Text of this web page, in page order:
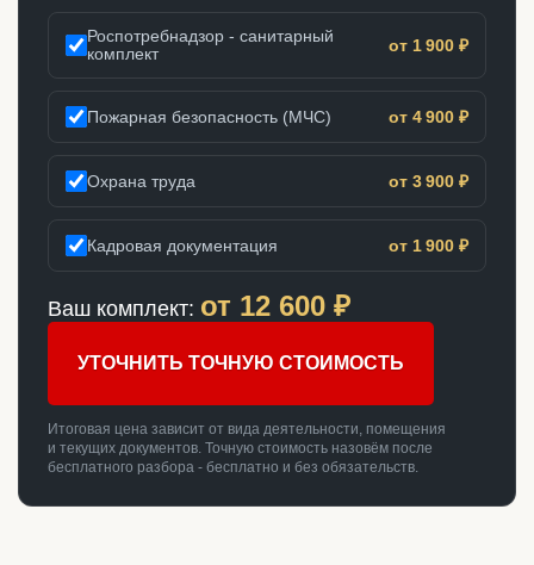
Роспотребнадзор - санитарный
комплект
от 1 900 ₽
Пожарная безопасность (МЧС) от 4 900 ₽
Охрана труда от 3 900 ₽
Кадровая документация от 1 900 ₽
Ваш комплект: от 12 600 ₽
УТОЧНИТЬ ТОЧНУЮ СТОИМОСТЬ
Итоговая цена зависит от вида деятельности, помещения
и текущих документов. Точную стоимость назовём после
бесплатного разбора - бесплатно и без обязательств.